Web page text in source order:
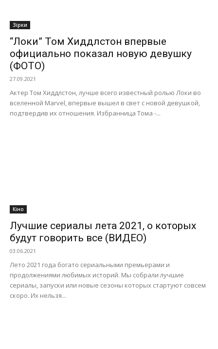
Зірки
“Локи” Том Хиддлстон впервые
официально показал новую девушку
(ФОТО)
27.09.2021
Актер Том Хиддлстон, лучше всего известный ролью Локи во
вселенной Marvel, впервые вышел в свет с новой девушкой,
подтвердив их отношения. Избранница Тома -...
Кіно
Лучшие сериалы лета 2021, о которых
будут говорить все (ВИДЕО)
03.06.2021
Лето 2021 года богато сериальными премьерами и
продолжениями любимых историй. Мы собрали лучшие
сериалы, запуски или новые сезоны которых стартуют совсем
скоро. Их нельзя...